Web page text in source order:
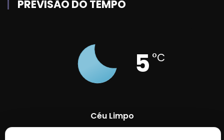
PREVISÃO DO TEMPO
5 °C
Céu Limpo